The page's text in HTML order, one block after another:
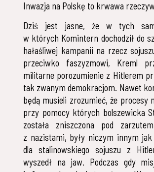
Inwazja na Polskę to krwawa
Dziś jest jasne, że w tych
w których Komintern dochodził do
hałaśliwej kampanii na rzecz
przeciwko faszyzmowi, Kreml
militarne porozumienie z Hitlerem
tak zwanym demokracjom. Nawet
będą musieli zrozumieć, że procesy
przy pomocy których bolszewicka
została zniszczona pod
z nazistami, były niczym innym jak
dla stalinowskiego sojuszu z
wyszedł na jaw. Podczas gdy